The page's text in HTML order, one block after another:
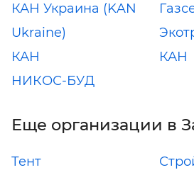
КАН Украина (KAN
Ukraine)
КАН
КАН
НИКОС-БУД
Еще организации в
Тент